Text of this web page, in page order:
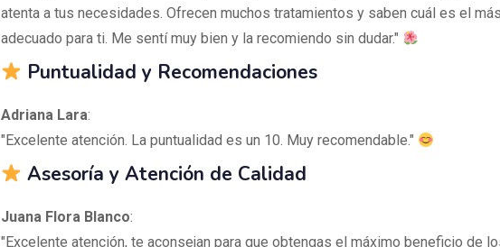
atenta a tus necesidades. Ofrecen muchos tratamientos y saben cuál es el más
adecuado para ti. Me sentí muy bien y la recomiendo sin dudar."
Puntualidad y Recomendaciones
Adriana Lara:
"Excelente atención. La puntualidad es un 10. Muy recomendable."
Asesoría y Atención de Calidad
Juana Flora Blanco:
"Excelente atención, te aconsejan para que obtengas el máximo beneficio de